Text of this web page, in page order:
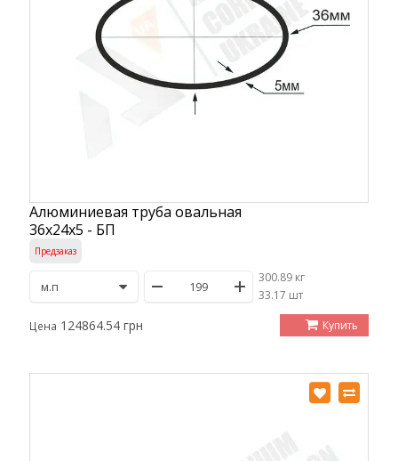
Алюминиевая труба овальная
36х24х5 - БП
Предзаказ
300.89 кг
/33.17 шт
Цена 124864.54 грн Купить